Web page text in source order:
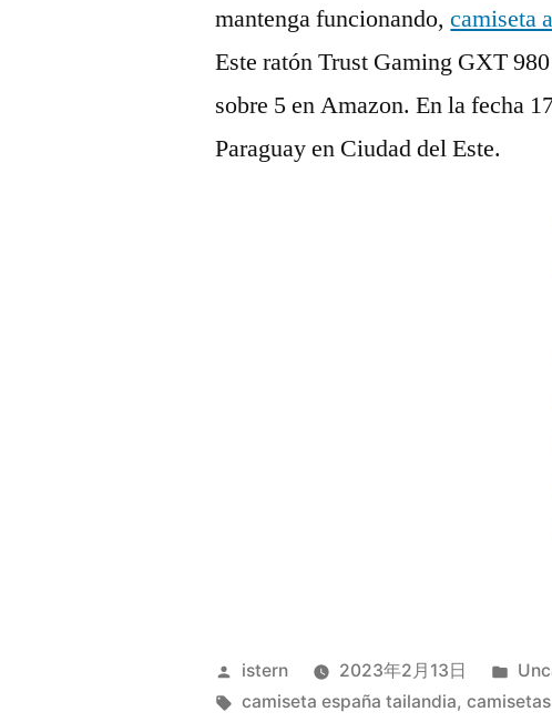
mantenga funcionando,camiseta
Este ratón Trust Gaming GXT
sobre 5 en Amazon. En la fecha
Paraguay en Ciudad del Este.
Publicado
por
istern 2023年2月13日
en
Etiquetas:
camiseta españa tailandia,